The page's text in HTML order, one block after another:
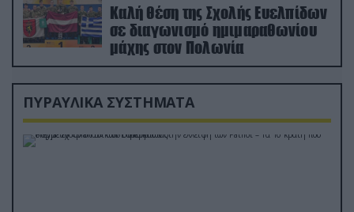
Καλή θέση της Σχολής Ευελπίδων
σε διαγωνισμό ημιμαραθωνίου
μάχης στον Πολωνία
ΠΥΡΑΥΛΙΚΑ ΣΥΣΤΗΜΑΤΑ